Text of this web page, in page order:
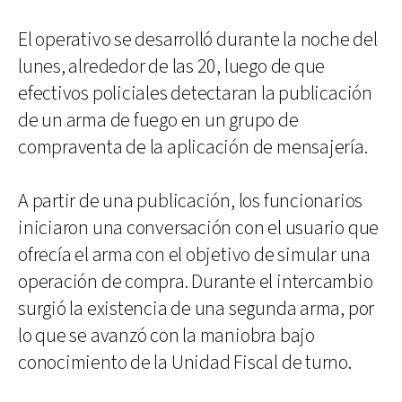
El operativo se desarrolló durante la noche del
lunes, alrededor de las 20, luego de que
efectivos policiales detectaran la publicación
de un arma de fuego en un grupo de
compraventa de la aplicación de mensajería.
A partir de una publicación, los funcionarios
iniciaron una conversación con el usuario que
ofrecía el arma con el objetivo de simular una
operación de compra. Durante el intercambio
surgió la existencia de una segunda arma, por
lo que se avanzó con la maniobra bajo
conocimiento de la Unidad Fiscal de turno.